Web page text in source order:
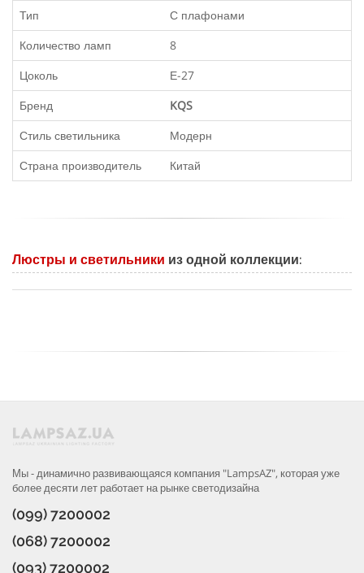
Тип
С плафонами
Количество ламп
8
Цоколь
Е-27
Бренд
KQS
Стиль светильника
Модерн
Страна производитель
Китай
Люстры и светильники из одной коллекции:
Мы - динамично развивающаяся компания "LampsAZ", которая уже
более десяти лет работает на рынке светодизайна
(099) 7200002
(068) 7200002
(093) 7200002